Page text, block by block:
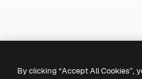
By clicking “Accept All Cookies”,